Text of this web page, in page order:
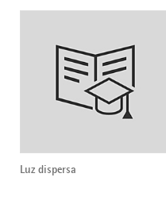
Luz dispersa